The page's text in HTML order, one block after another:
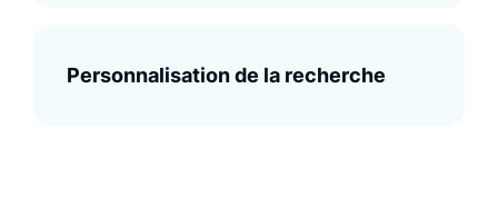
Personnalisation de la recherche